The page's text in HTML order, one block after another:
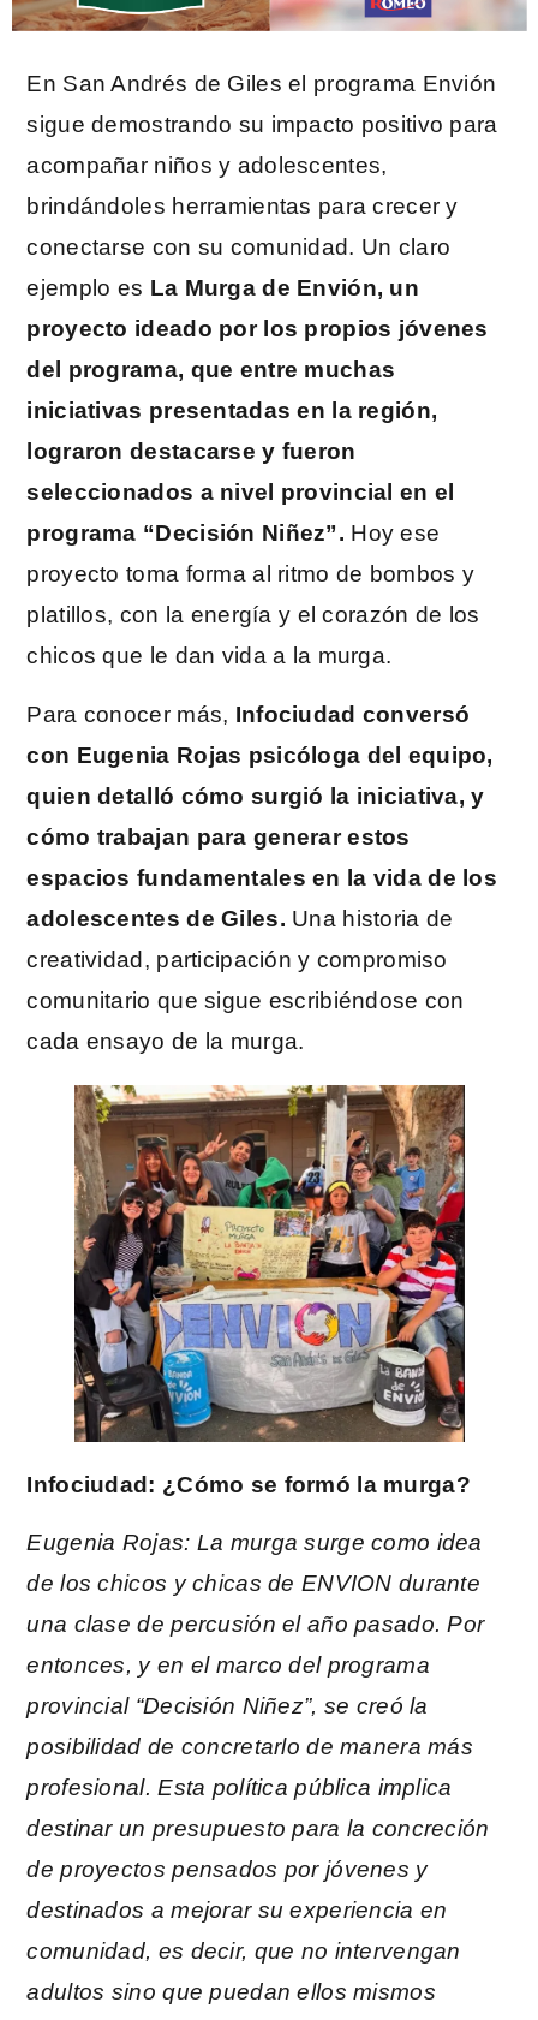
En San Andrés de Giles el programa Envión
sigue demostrando su impacto positivo para
acompañar niños y adolescentes,
brindándoles herramientas para crecer y
conectarse con su comunidad. Un claro
ejemplo es La Murga de Envión, un
proyecto ideado por los propios jóvenes
del programa, que entre muchas
iniciativas presentadas en la región,
lograron destacarse y fueron
seleccionados a nivel provincial en el
programa “Decisión Niñez”. Hoy ese
proyecto toma forma al ritmo de bombos y
platillos, con la energía y el corazón de los
chicos que le dan vida a la murga.
Para conocer más, Infociudad conversó
con Eugenia Rojas psicóloga del equipo,
quien detalló cómo surgió la iniciativa, y
cómo trabajan para generar estos
espacios fundamentales en la vida de los
adolescentes de Giles. Una historia de
creatividad, participación y compromiso
comunitario que sigue escribiéndose con
cada ensayo de la murga.
Infociudad: ¿Cómo se formó la murga?
Eugenia Rojas: La murga surge como idea
de los chicos y chicas de ENVION durante
una clase de percusión el año pasado. Por
entonces, y en el marco del programa
provincial “Decisión Niñez”, se creó la
posibilidad de concretarlo de manera más
profesional. Esta política pública implica
destinar un presupuesto para la concreción
de proyectos pensados por jóvenes y
destinados a mejorar su experiencia en
comunidad, es decir, que no intervengan
adultos sino que puedan ellos mismos